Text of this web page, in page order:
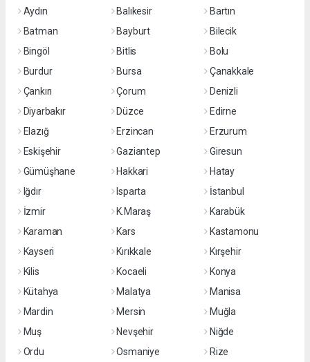
Aydın
Balıkesir
Bartın
Batman
Bayburt
Bilecik
Bingöl
Bitlis
Bolu
Burdur
Bursa
Çanakkale
Çankırı
Çorum
Denizli
Diyarbakır
Düzce
Edirne
Elazığ
Erzincan
Erzurum
Eskişehir
Gaziantep
Giresun
Gümüşhane
Hakkari
Hatay
Iğdır
Isparta
İstanbul
İzmir
K.Maraş
Karabük
Karaman
Kars
Kastamonu
Kayseri
Kırıkkale
Kırşehir
Kilis
Kocaeli
Konya
Kütahya
Malatya
Manisa
Mardin
Mersin
Muğla
Muş
Nevşehir
Niğde
Ordu
Osmaniye
Rize